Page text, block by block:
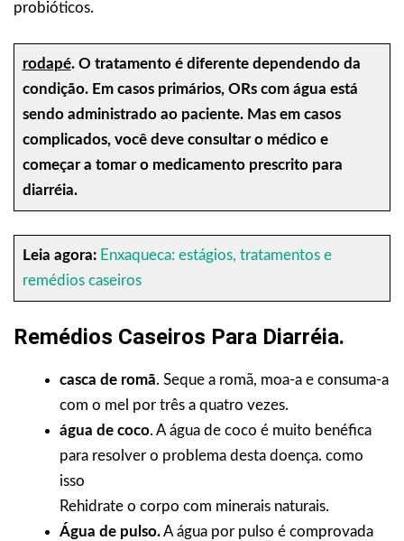
probióticos.
rodapé. O tratamento é diferente dependendo da
condição. Em casos primários, ORs com água está
sendo administrado ao paciente. Mas em casos
complicados, você deve consultar o médico e
começar a tomar o medicamento prescrito para
diarréia.
Leia agora:Enxaqueca: estágios, tratamentos e
remédios caseiros
Remédios Caseiros Para Diarréia.
casca de romã. Seque a romã, moa-a e consuma-a
com o mel por três a quatro vezes.
água de coco. A água de coco é muito benéfica
para resolver o problema desta doença. como
isso
Rehidrate o corpo com minerais naturais.
Água de pulso.A água por pulso é comprovada